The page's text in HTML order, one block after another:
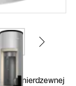
stali nierdzewnej